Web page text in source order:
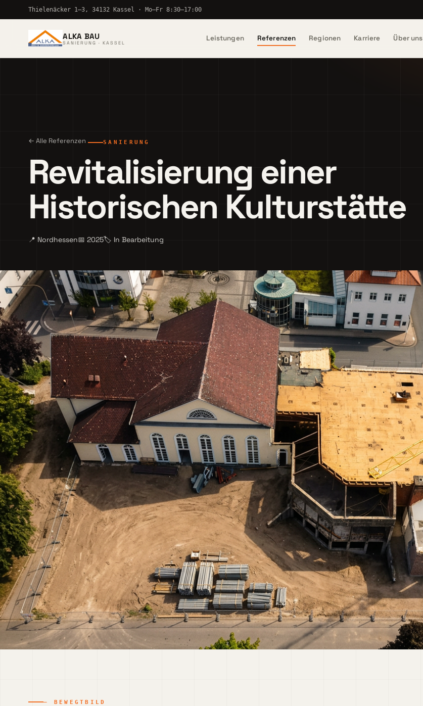
Thielenäcker 1–3, 34132 Kassel · Mo–Fr 8:30–17:00
ALKA BAU
SANIERUNG · KASSEL
Leistungen Referenzen Regionen Karriere Über uns
← Alle Referenzen SANIERUNG
Revitalisierung einer
Historischen Kulturstätte
📍 Nordhessen📅 2025🏷️ In Bearbeitung
— BEWEGTBILD